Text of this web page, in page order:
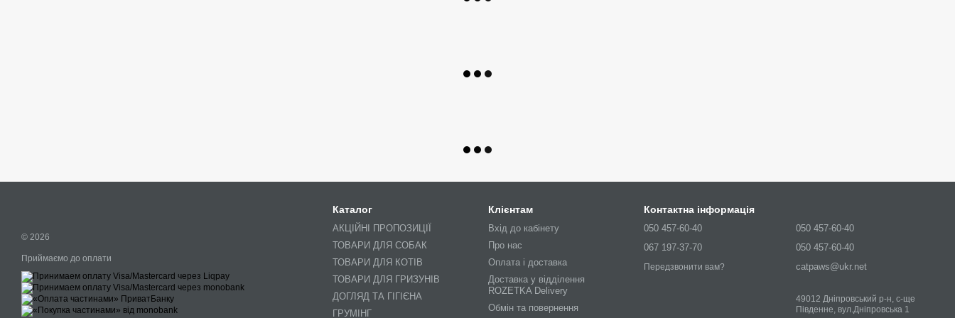
© 2026
Приймаємо до оплати
Каталог
АКЦІЙНІ ПРОПОЗИЦІЇ
ТОВАРИ ДЛЯ СОБАК
ТОВАРИ ДЛЯ КОТІВ
ТОВАРИ ДЛЯ ГРИЗУНІВ
ДОГЛЯД ТА ГІГІЄНА
ГРУМІНГ
Клієнтам
Вхід до кабінету
Про нас
Оплата і доставка
Доставка у відділення
ROZETKA Delivery
Обмін та повернення
Контактна інформація
050 457-60-40
067 197-37-70
Передзвонити вам?
050 457-60-40
050 457-60-40
catpaws@ukr.net
49012 Дніпровський р-н, с-ще
Південне, вул.Дніпровська 1